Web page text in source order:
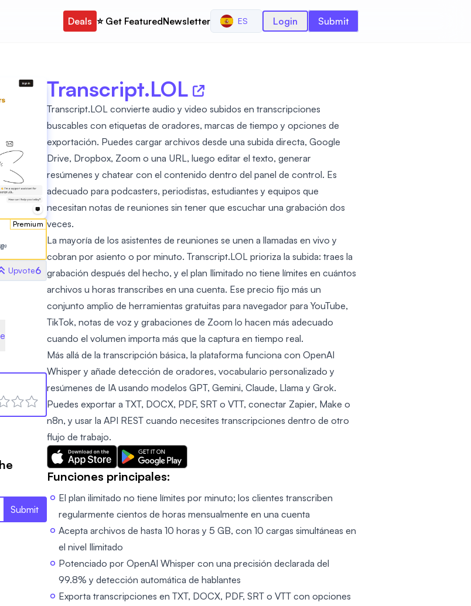
Deals ⭐️ Get FeaturedNewsletter ES Login Submit
Premium
Upvote6
Submit
Transcript.LOL
Transcript.LOL convierte audio y video subidos en transcripciones
buscables con etiquetas de oradores, marcas de tiempo y opciones de
exportación. Puedes cargar archivos desde una subida directa, Google
Drive, Dropbox, Zoom o una URL, luego editar el texto, generar
resúmenes y chatear con el contenido dentro del panel de control. Es
adecuado para podcasters, periodistas, estudiantes y equipos que
necesitan notas de reuniones sin tener que escuchar una grabación dos
veces.
La mayoría de los asistentes de reuniones se unen a llamadas en vivo y
cobran por asiento o por minuto. Transcript.LOL prioriza la subida: traes la
grabación después del hecho, y el plan Ilimitado no tiene límites en cuántos
archivos u horas transcribes en una cuenta. Ese precio fijo más un
conjunto amplio de herramientas gratuitas para navegador para YouTube,
TikTok, notas de voz y grabaciones de Zoom lo hacen más adecuado
cuando el volumen importa más que la captura en tiempo real.
Más allá de la transcripción básica, la plataforma funciona con OpenAI
Whisper y añade detección de oradores, vocabulario personalizado y
resúmenes de IA usando modelos GPT, Gemini, Claude, Llama y Grok.
Puedes exportar a TXT, DOCX, PDF, SRT o VTT, conectar Zapier, Make o
n8n, y usar la API REST cuando necesites transcripciones dentro de otro
flujo de trabajo.
Funciones principales:
El plan ilimitado no tiene límites por minuto; los clientes transcriben
regularmente cientos de horas mensualmente en una cuenta
Acepta archivos de hasta 10 horas y 5 GB, con 10 cargas simultáneas en
el nivel Ilimitado
Potenciado por OpenAI Whisper con una precisión declarada del
99.8% y detección automática de hablantes
Exporta transcripciones en TXT, DOCX, PDF, SRT o VTT con opciones